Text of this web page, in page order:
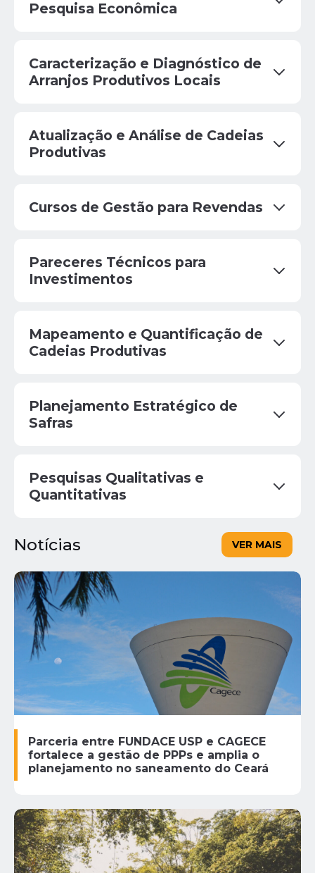
Pesquisa Econômica
Caracterização e Diagnóstico de
Arranjos Produtivos Locais
Atualização e Análise de Cadeias
Produtivas
Cursos de Gestão para Revendas
Pareceres Técnicos para
Investimentos
Mapeamento e Quantificação de
Cadeias Produtivas
Planejamento Estratégico de
Safras
Pesquisas Qualitativas e
Quantitativas
Notícias VER MAIS
Parceria entre FUNDACE USP e CAGECE
fortalece a gestão de PPPs e amplia o
planejamento no saneamento do Ceará